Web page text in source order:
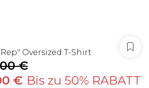
Oversized T-Shirt
€
€ Bis zu 50% RABATT